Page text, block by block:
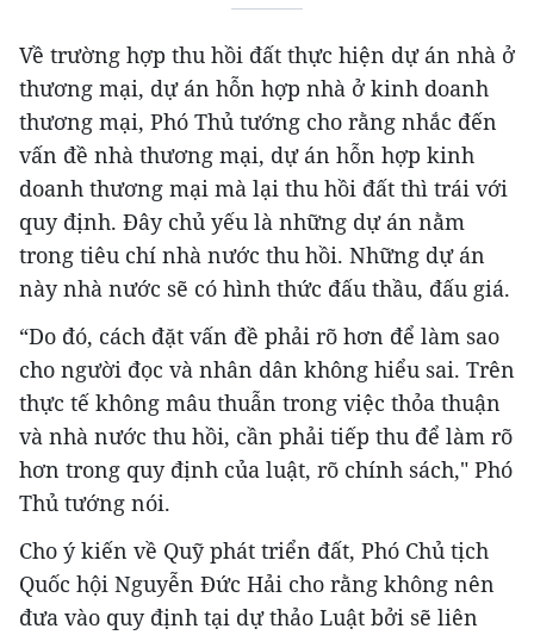
Về trường hợp thu hồi đất thực hiện dự án nhà ở
thương mại, dự án hỗn hợp nhà ở kinh doanh
thương mại, Phó Thủ tướng cho rằng nhắc đến
vấn đề nhà thương mại, dự án hỗn hợp kinh
doanh thương mại mà lại thu hồi đất thì trái với
quy định. Đây chủ yếu là những dự án nằm
trong tiêu chí nhà nước thu hồi. Những dự án
này nhà nước sẽ có hình thức đấu thầu, đấu giá.
“Do đó, cách đặt vấn đề phải rõ hơn để làm sao
cho người đọc và nhân dân không hiểu sai. Trên
thực tế không mâu thuẫn trong việc thỏa thuận
và nhà nước thu hồi, cần phải tiếp thu để làm rõ
hơn trong quy định của luật, rõ chính sách," Phó
Thủ tướng nói.
Cho ý kiến về Quỹ phát triển đất, Phó Chủ tịch
Quốc hội Nguyễn Đức Hải cho rằng không nên
đưa vào quy định tại dự thảo Luật bởi sẽ liên